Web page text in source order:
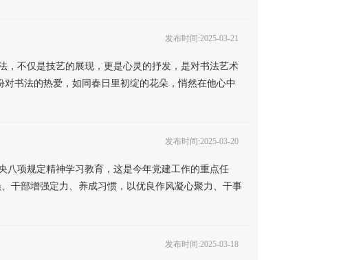
发布时间:2025-03-21
不仅是技艺的展现，更是心灵的抒发，是对书法艺术
书法的热爱，如同春日里初绽的花朵，悄然在他心中
发布时间:2025-03-20
精神学习教育，这是今年党建工作的重点任
干部增强定力、养成习惯，以优良作风凝心聚力、干事
发布时间:2025-03-18